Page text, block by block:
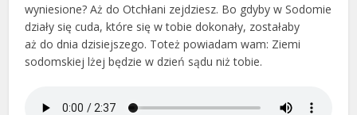
wyniesione? Aż do Otchłani zejdziesz. Bo gdyby w Sodomie
działy się cuda, które się w tobie dokonały, zostałaby
aż do dnia dzisiejszego. Toteż powiadam wam: Ziemi
sodomskiej lżej będzie w dzień sądu niż tobie.